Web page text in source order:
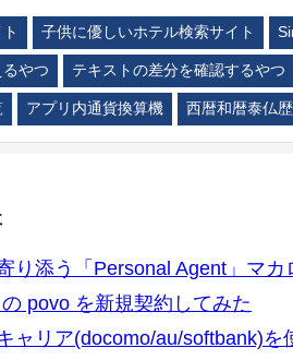
子供に優しいホテル検索サイト
やつ テキストの差分を確認するやつ
アプリ内通貨換算機 西暦和暦泰仏
り添う「Personal Agent」マカ
povo を新規契約してみた
ャリア(docomo/au/softbank)を